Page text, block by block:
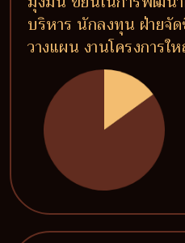
บริหาร นักลงทุน ฝ่ายจั
วางแผน งานโครงการใ